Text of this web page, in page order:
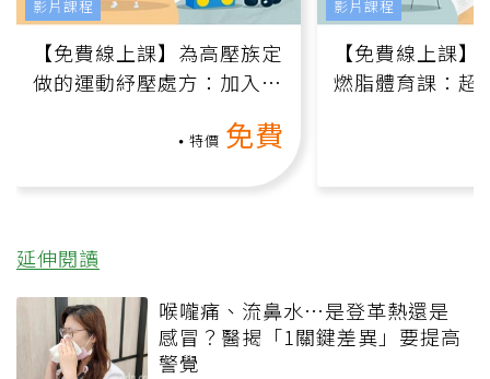
【免費線上課】為高壓族定
做的運動紓壓處方：加入行
特價 免費
影片課程
【免費線上課
燃脂體育課：超
影片課程
延伸閱讀
喉嚨痛、流鼻水⋯是登革熱還是
感冒？醫揭「1關鍵差異」要提高
警覺